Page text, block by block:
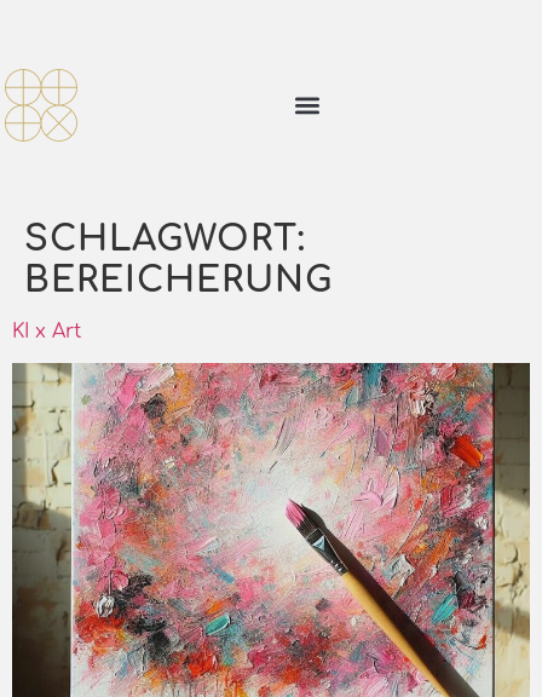
SCHLAGWORT:
BEREICHERUNG
KI x Art